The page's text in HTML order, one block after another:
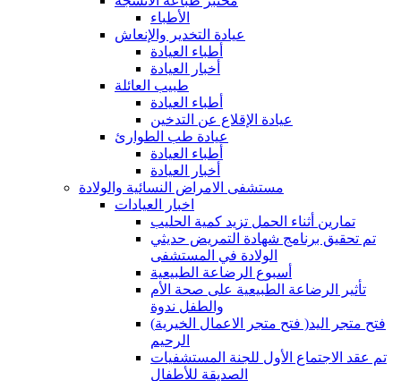
الأطباء
عيادة التخدير والإنعاش
أطباء العيادة
أخبار العيادة
طبيب العائلة
أطباء العيادة
عيادة الإقلاع عن التدخين
عيادة طب الطوارئ
أطباء العيادة
أخبار العيادة
مستشفى الامراض النسائية والولادة
اخبار العيادات
تمارين أثناء الحمل تزيد كمية الحليب
تم تحقيق برنامج شهادة التمريض حديثي
الولادة في المستشفى
أسبوع الرضاعة الطبيعية
تأثير الرضاعة الطبيعية على صحة الأم
والطفل ندوة
(فتح متجر الاعمال الخيرية )فتح متجر اليد
الرحيم
تم عقد الاجتماع الأول للجنة المستشفيات
الصديقة للأطفال